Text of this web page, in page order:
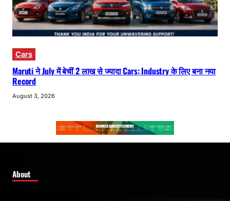
Cars
Maruti ने July में बेचीं 2 लाख से ज्यादा Cars: Industry के लिए बना नया
Record
August 3, 2026
About